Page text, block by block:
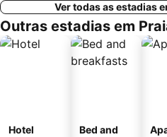
Ver todas as estadias
Outras estadias em
Hotel
Bed and